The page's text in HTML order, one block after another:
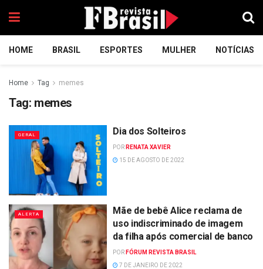
HOME BRASIL ESPORTES MULHER NOTÍCIAS
Home Tag memes
Tag: memes
GERAL Dia dos Solteiros
POR RENATA XAVIER
15 DE AGOSTO DE 2022
ALERTA
Mãe de bebê Alice reclama de
uso indiscriminado de imagem
da filha após comercial de banco
POR FÓRUM REVISTA BRASIL
7 DE JANEIRO DE 2022